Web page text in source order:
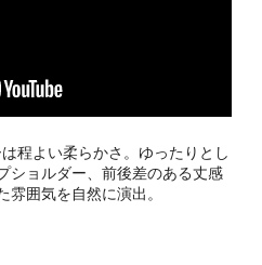
程よい柔らかさ。ゆったりとし
ショルダー、前後差のある丈感
囲気を自然に演出。